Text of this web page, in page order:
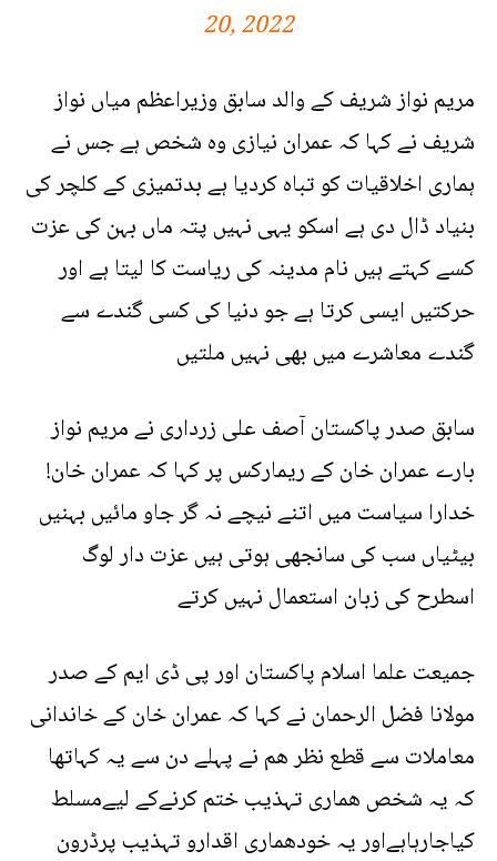
20, 2022
مریم نواز شریف کے والد سابق وزیراعظم میاں نواز
شریف نے کہا کہ عمران نیازی وہ شخص ہے جس نے
ہماری اخلاقیات کو تباہ کردیا ہے بدتمیزی کے کلچر کی
بنیاد ڈال دی ہے اسکو یہی نہیں پتہ ماں بہن کی عزت
کسے کہتے ہیں نام مدینہ کی ریاست کا لیتا ہے اور
حرکتیں ایسی کرتا ہے جو دنیا کی کسی گندے سے
گندے معاشرے میں بھی نہیں ملتیں
سابق صدر پاکستان آصف علی زرداری نے مریم نواز
بارے عمران خان کے ریمارکس پر کہا کہ عمران خان!
خدارا سیاست میں اتنے نیچے نہ گر جاو مائیں بہنیں
بیٹیاں سب کی سانجھی ہوتی ہیں عزت دار لوگ
اسطرح کی زبان استعمال نہیں کرتے
جمیعت علما اسلام پاکستان اور پی ڈی ایم کے صدر
مولانا فضل الرحمان نے کہا کہ عمران خان کے خاندانی
معاملات سے قطع نظر ھم نے پہلے دن سے یہ کہاتھا
کہ یہ شخص ھماری تہذیب ختم کرنےکے لیےمسلط
کیاجارہاہےاور یہ خودھماری اقدارو تہذیب پرڈرون